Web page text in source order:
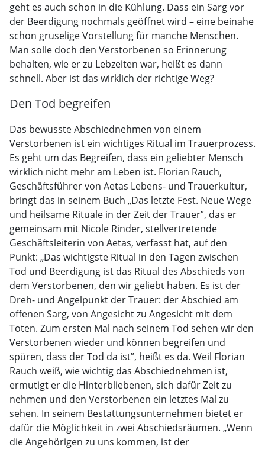
geht es auch schon in die Kühlung. Dass ein Sarg vor
der Beerdigung nochmals geöffnet wird – eine beinahe
schon gruselige Vorstellung für manche Menschen.
Man solle doch den Verstorbenen so Erinnerung
behalten, wie er zu Lebzeiten war, heißt es dann
schnell. Aber ist das wirklich der richtige Weg?
Den Tod begreifen
Das bewusste Abschiednehmen von einem
Verstorbenen ist ein wichtiges Ritual im Trauerprozess.
Es geht um das Begreifen, dass ein geliebter Mensch
wirklich nicht mehr am Leben ist. Florian Rauch,
Geschäftsführer von Aetas Lebens- und Trauerkultur,
bringt das in seinem Buch „Das letzte Fest. Neue Wege
und heilsame Rituale in der Zeit der Trauer”, das er
gemeinsam mit Nicole Rinder, stellvertretende
Geschäftsleiterin von Aetas, verfasst hat, auf den
Punkt: „Das wichtigste Ritual in den Tagen zwischen
Tod und Beerdigung ist das Ritual des Abschieds von
dem Verstorbenen, den wir geliebt haben. Es ist der
Dreh- und Angelpunkt der Trauer: der Abschied am
offenen Sarg, von Angesicht zu Angesicht mit dem
Toten. Zum ersten Mal nach seinem Tod sehen wir den
Verstorbenen wieder und können begreifen und
spüren, dass der Tod da ist”, heißt es da. Weil Florian
Rauch weiß, wie wichtig das Abschiednehmen ist,
ermutigt er die Hinterbliebenen, sich dafür Zeit zu
nehmen und den Verstorbenen ein letztes Mal zu
sehen. In seinem Bestattungsunternehmen bietet er
dafür die Möglichkeit in zwei Abschiedsräumen. „Wenn
die Angehörigen zu uns kommen, ist der